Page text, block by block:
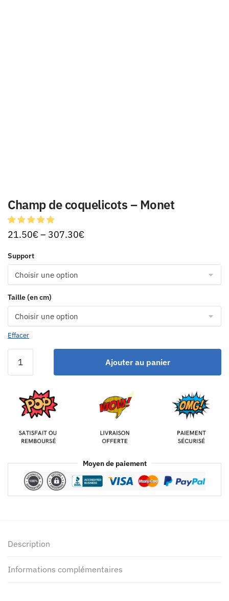
Champ de coquelicots – Monet
21.50€– 307.30€
Support
Taille (en cm)
Effacer
Ajouter au panier
Moyen de paiement
Description
Informations complémentaires